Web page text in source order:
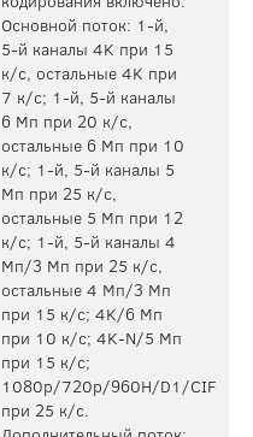
Основной поток: 1-й,
5-й каналы 4K при 15
к/с, остальные 4K при
7 к/с; 1-й, 5-й каналы
6 Мп при 20 к/с,
остальные 6 Мп при 10
к/с; 1-й, 5-й каналы 5
Мп при 25 к/с,
остальные 5 Мп при 12
к/с; 1-й, 5-й каналы 4
Мп/3 Мп при 25 к/с,
остальные 4 Мп/3 Мп
при 15 к/c; 4K/6 Мп
при 10 к/с; 4K-N/5 Мп
при 15 к/с;
1080p/720p/960H/D1/CIF
при 25 к/с.